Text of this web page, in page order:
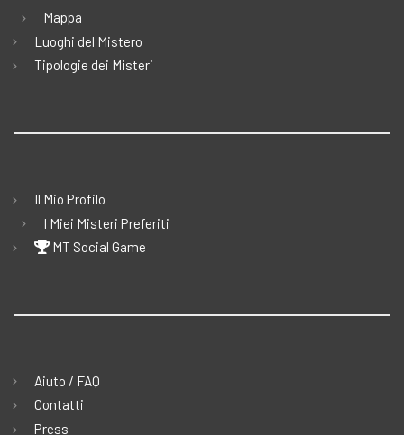
Mappa
Luoghi del Mistero
Tipologie dei Misteri
Il Mio Profilo
I Miei Misteri Preferiti
MT Social Game
Aiuto / FAQ
Contatti
Press